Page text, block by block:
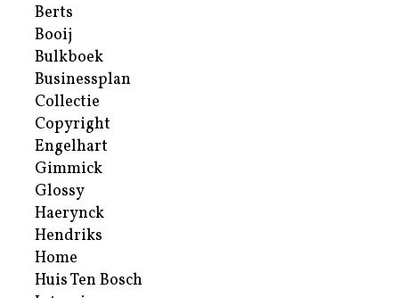
Berts
Booij
Bulkboek
Businessplan
Collectie
Copyright
Engelhart
Gimmick
Glossy
Haerynck
Hendriks
Home
Huis Ten Bosch